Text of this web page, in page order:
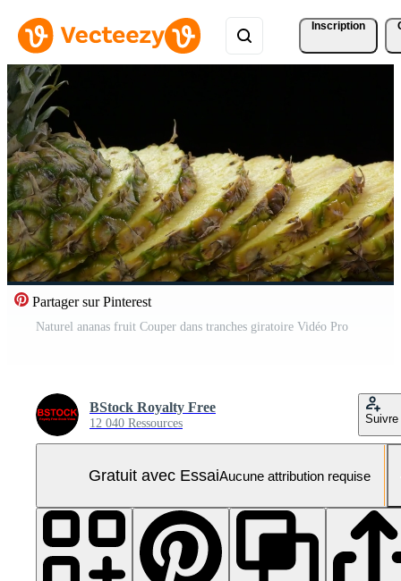
Inscription
Partager sur Pinterest
Naturel ananas fruit Couper dans tranches giratoire Vidéo Pro
BStock Royalty Free
12 040 Ressources Suivre
Gratuit avec EssaiAucune attribution requise